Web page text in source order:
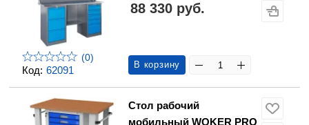
Код: 62091
(0)
88 330 руб.
В корзину
Стол рабочий
мобильный WOKER PRO